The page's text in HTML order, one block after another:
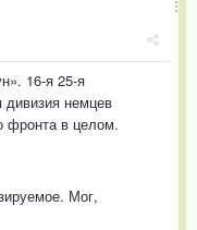
16-я 25-я
дивизия немцев
фронта в целом.
Мог,